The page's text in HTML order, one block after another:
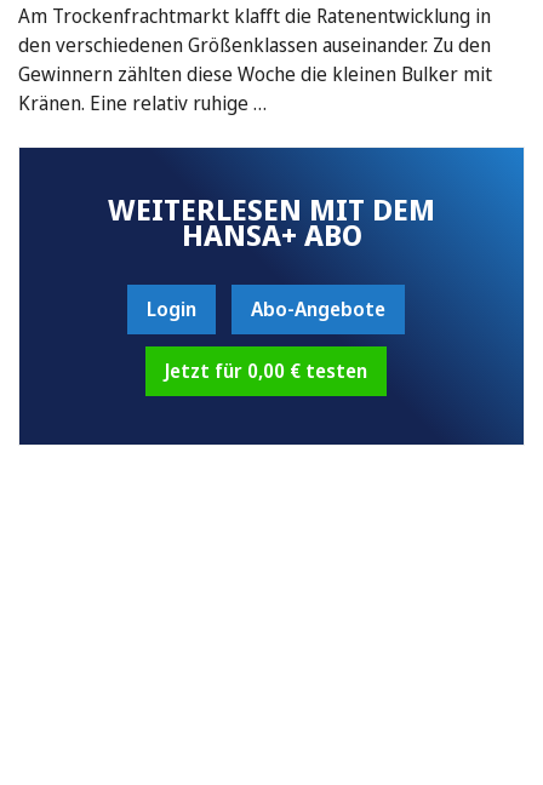
Am Trockenfrachtmarkt klafft die Ratenentwicklung in
den verschiedenen Größenklassen auseinander. Zu den
Gewinnern zählten diese Woche die kleinen Bulker mit
Kränen. Eine relativ ruhige …
WEITERLESEN MIT DEM
HANSA+ ABO
Login Abo-Angebote
Jetzt für 0,00 € testen